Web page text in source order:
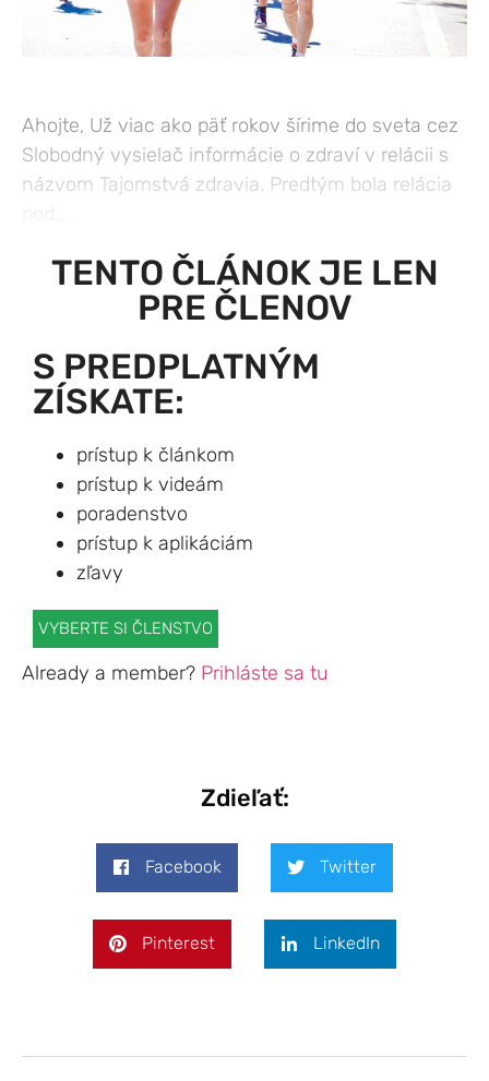
Ahojte, Už viac ako päť rokov šírime do sveta cez
Slobodný vysielač informácie o zdraví v relácii s
názvom Tajomstvá zdravia. Predtým bola relácia
TENTO ČLÁNOK JE LEN
PRE ČLENOV
S PREDPLATNÝM
ZÍSKATE:
prístup k článkom
prístup k videám
poradenstvo
prístup k aplikáciám
zľavy
VYBERTE SI ČLENSTVO
Already a member? Prihláste sa tu
Zdieľať:
Facebook Twitter
Pinterest LinkedIn